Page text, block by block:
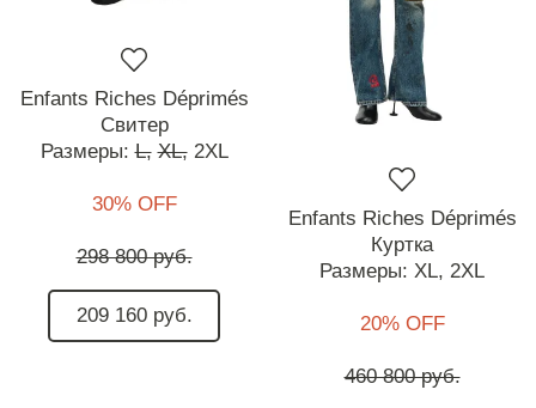
Enfants Riches Déprimés
Свитер
Размеры:L, XL, 2XL
30% OFF
298 800 руб.
209 160 руб.
Enfants Riches Déprimés
Куртка
Размеры: XL, 2XL
20% OFF
460 800 руб.